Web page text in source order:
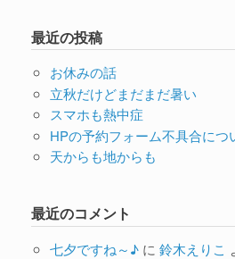
最近の投稿
お休みの話
立秋だけどまだまだ暑い
スマホも熱中症
HPの予約フォーム不具合につ
天からも地からも
最近のコメント
七夕ですね～♪に 鈴木えりこ